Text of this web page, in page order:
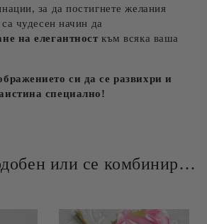
за да постигнете желания
чудесен начин да
на елегантност към всяка ваша
си да се развихри и
специално!
Продукта е подобен или се комбинира добре и със следните продукти :